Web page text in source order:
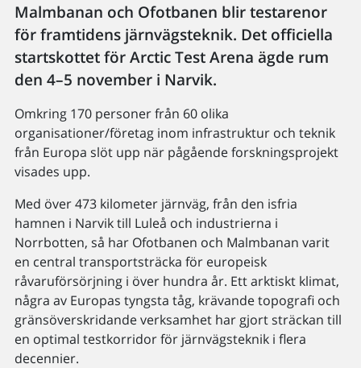
Malmbanan och Ofotbanen blir testarenor
för framtidens järnvägsteknik. Det officiella
startskottet för Arctic Test Arena ägde rum
den 4–5 november i Narvik.
Omkring 170 personer från 60 olika
organisationer/företag inom infrastruktur och teknik
från Europa slöt upp när pågående forskningsprojekt
visades upp.
Med över 473 kilometer järnväg, från den isfria
hamnen i Narvik till Luleå och industrierna i
Norrbotten, så har Ofotbanen och Malmbanan varit
en central transportsträcka för europeisk
råvaruförsörjning i över hundra år. Ett arktiskt klimat,
några av Europas tyngsta tåg, krävande topografi och
gränsöverskridande verksamhet har gjort sträckan till
en optimal testkorridor för järnvägsteknik i flera
decennier.